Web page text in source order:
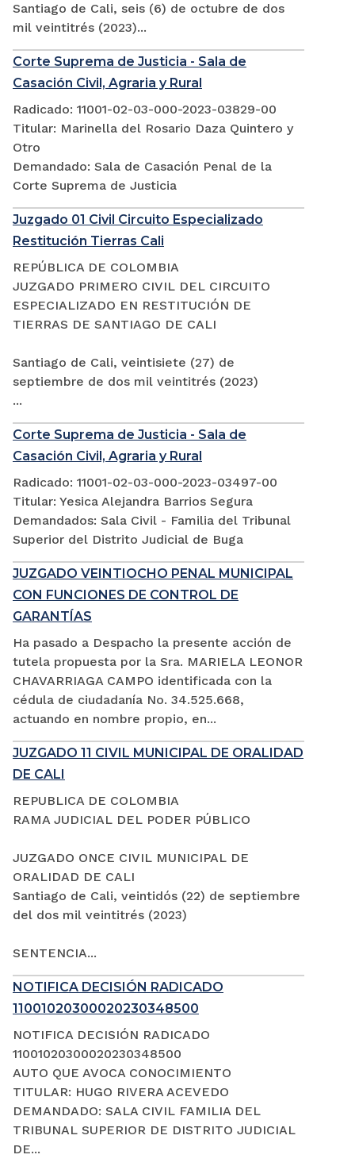
Santiago de Cali, seis (6) de octubre de dos
mil veintitrés (2023)...
Corte Suprema de Justicia - Sala de
Casación Civil, Agraria y Rural
Radicado: 11001-02-03-000-2023-03829-00
Titular: Marinella del Rosario Daza Quintero y
Otro
Demandado: Sala de Casación Penal de la
Corte Suprema de Justicia
Juzgado 01 Civil Circuito Especializado
Restitución Tierras Cali
REPÚBLICA DE COLOMBIA
JUZGADO PRIMERO CIVIL DEL CIRCUITO
ESPECIALIZADO EN RESTITUCIÓN DE
TIERRAS DE SANTIAGO DE CALI
Santiago de Cali, veintisiete (27) de
septiembre de dos mil veintitrés (2023)
...
Corte Suprema de Justicia - Sala de
Casación Civil, Agraria y Rural
Radicado: 11001-02-03-000-2023-03497-00
Titular: Yesica Alejandra Barrios Segura
Demandados: Sala Civil - Familia del Tribunal
Superior del Distrito Judicial de Buga
JUZGADO VEINTIOCHO PENAL MUNICIPAL
CON FUNCIONES DE CONTROL DE
GARANTÍAS
Ha pasado a Despacho la presente acción de
tutela propuesta por la Sra. MARIELA LEONOR
CHAVARRIAGA CAMPO identificada con la
cédula de ciudadanía No. 34.525.668,
actuando en nombre propio, en...
JUZGADO 11 CIVIL MUNICIPAL DE ORALIDAD
DE CALI
REPUBLICA DE COLOMBIA
RAMA JUDICIAL DEL PODER PÚBLICO
JUZGADO ONCE CIVIL MUNICIPAL DE
ORALIDAD DE CALI
Santiago de Cali, veintidós (22) de septiembre
del dos mil veintitrés (2023)
SENTENCIA...
NOTIFICA DECISIÓN RADICADO
11001020300020230348500
NOTIFICA DECISIÓN RADICADO
11001020300020230348500
AUTO QUE AVOCA CONOCIMIENTO
TITULAR: HUGO RIVERA ACEVEDO
DEMANDADO: SALA CIVIL FAMILIA DEL
TRIBUNAL SUPERIOR DE DISTRITO JUDICIAL
DE...